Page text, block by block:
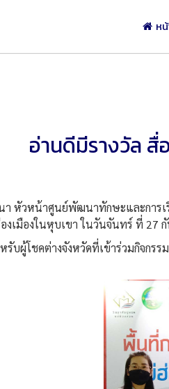
ห
อ่านดีมีรางวัล สื่
วหน้าศูนย์พัฒนาทักษะและการเรี
งเมืองในหุบเขา ในวันจันทร์ ที่ 27
รับผู้โชคต่างจังหวัดที่เข้าร่วมกิจกร